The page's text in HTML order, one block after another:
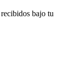
bajo tu